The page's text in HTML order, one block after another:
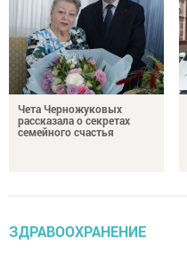
Чета Черножуковых
рассказала о секретах
семейного счастья
ЗДРАВООХРАНЕНИЕ